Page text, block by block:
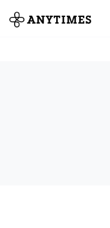
全て